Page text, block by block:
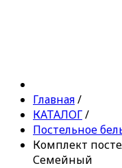
Главная/
КАТАЛОГ/
Постельное
Комплект
Семейный